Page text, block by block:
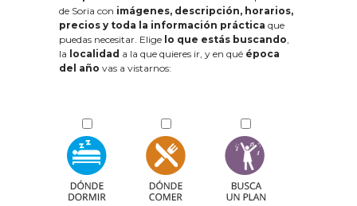
de Soria con imágenes, descripción, horarios,
precios y toda la información práctica que
puedas necesitar. Elige lo que estás buscando,
la localidad a la que quieres ir, y en qué época
del año vas a vistarnos: